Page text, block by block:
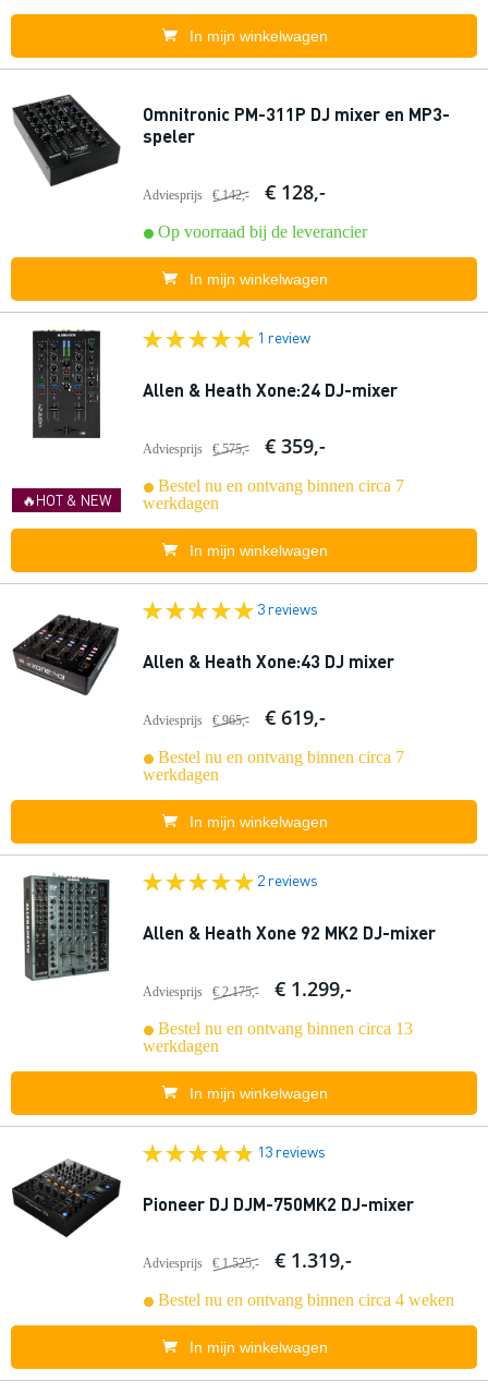
In mijn winkelwagen
Omnitronic PM-311P DJ mixer en MP3-
speler
Adviesprijs € 142,- € 128,-
Op voorraad bij de leverancier
In mijn winkelwagen
🔥HOT & NEW
1 review
Allen & Heath Xone:24 DJ-mixer
Adviesprijs € 575,- € 359,-
Bestel nu en ontvang binnen circa 7
werkdagen
In mijn winkelwagen
3 reviews
Allen & Heath Xone:43 DJ mixer
Adviesprijs € 965,- € 619,-
Bestel nu en ontvang binnen circa 7
werkdagen
In mijn winkelwagen
2 reviews
Allen & Heath Xone 92 MK2 DJ-mixer
Adviesprijs € 2.175,- € 1.299,-
Bestel nu en ontvang binnen circa 13
werkdagen
In mijn winkelwagen
13 reviews
Pioneer DJ DJM-750MK2 DJ-mixer
Adviesprijs € 1.525,- € 1.319,-
Bestel nu en ontvang binnen circa 4 weken
In mijn winkelwagen